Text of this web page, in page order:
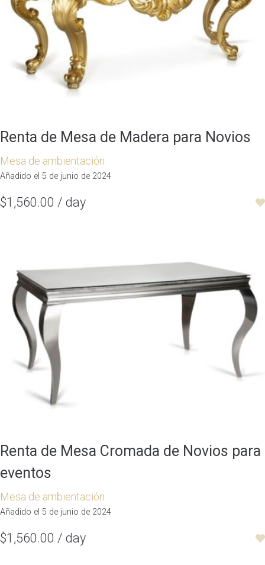
Renta de Mesa de Madera para Novios
Mesa de ambientación
Añadido el 5 de junio de 2024
$1,560.00 / day
Renta de Mesa Cromada de Novios para
eventos
Mesa de ambientación
Añadido el 5 de junio de 2024
$1,560.00 / day